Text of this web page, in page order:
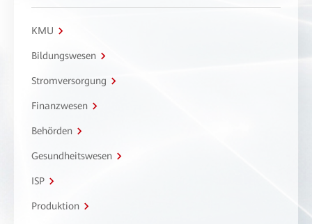
KMU
Bildungswesen
Stromversorgung
Finanzwesen
Behörden
Gesundheitswesen
ISP
Produktion